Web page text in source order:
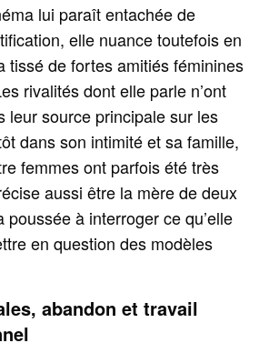
lui paraît entachée de
elle nuance toutefois en
tissé de fortes amitiés féminines
rivalités dont elle parle n’ont
leur source principale sur les
dans son intimité et sa famille,
femmes ont parfois été très
aussi être la mère de deux
poussée à interroger ce qu’elle
en question des modèles
abandon et travail